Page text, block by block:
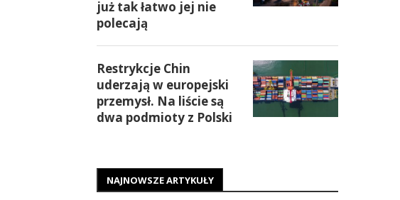
już tak łatwo jej nie
polecają
Restrykcje Chin
uderzają w europejski
przemysł. Na liście są
dwa podmioty z Polski
NAJNOWSZE ARTYKUŁY